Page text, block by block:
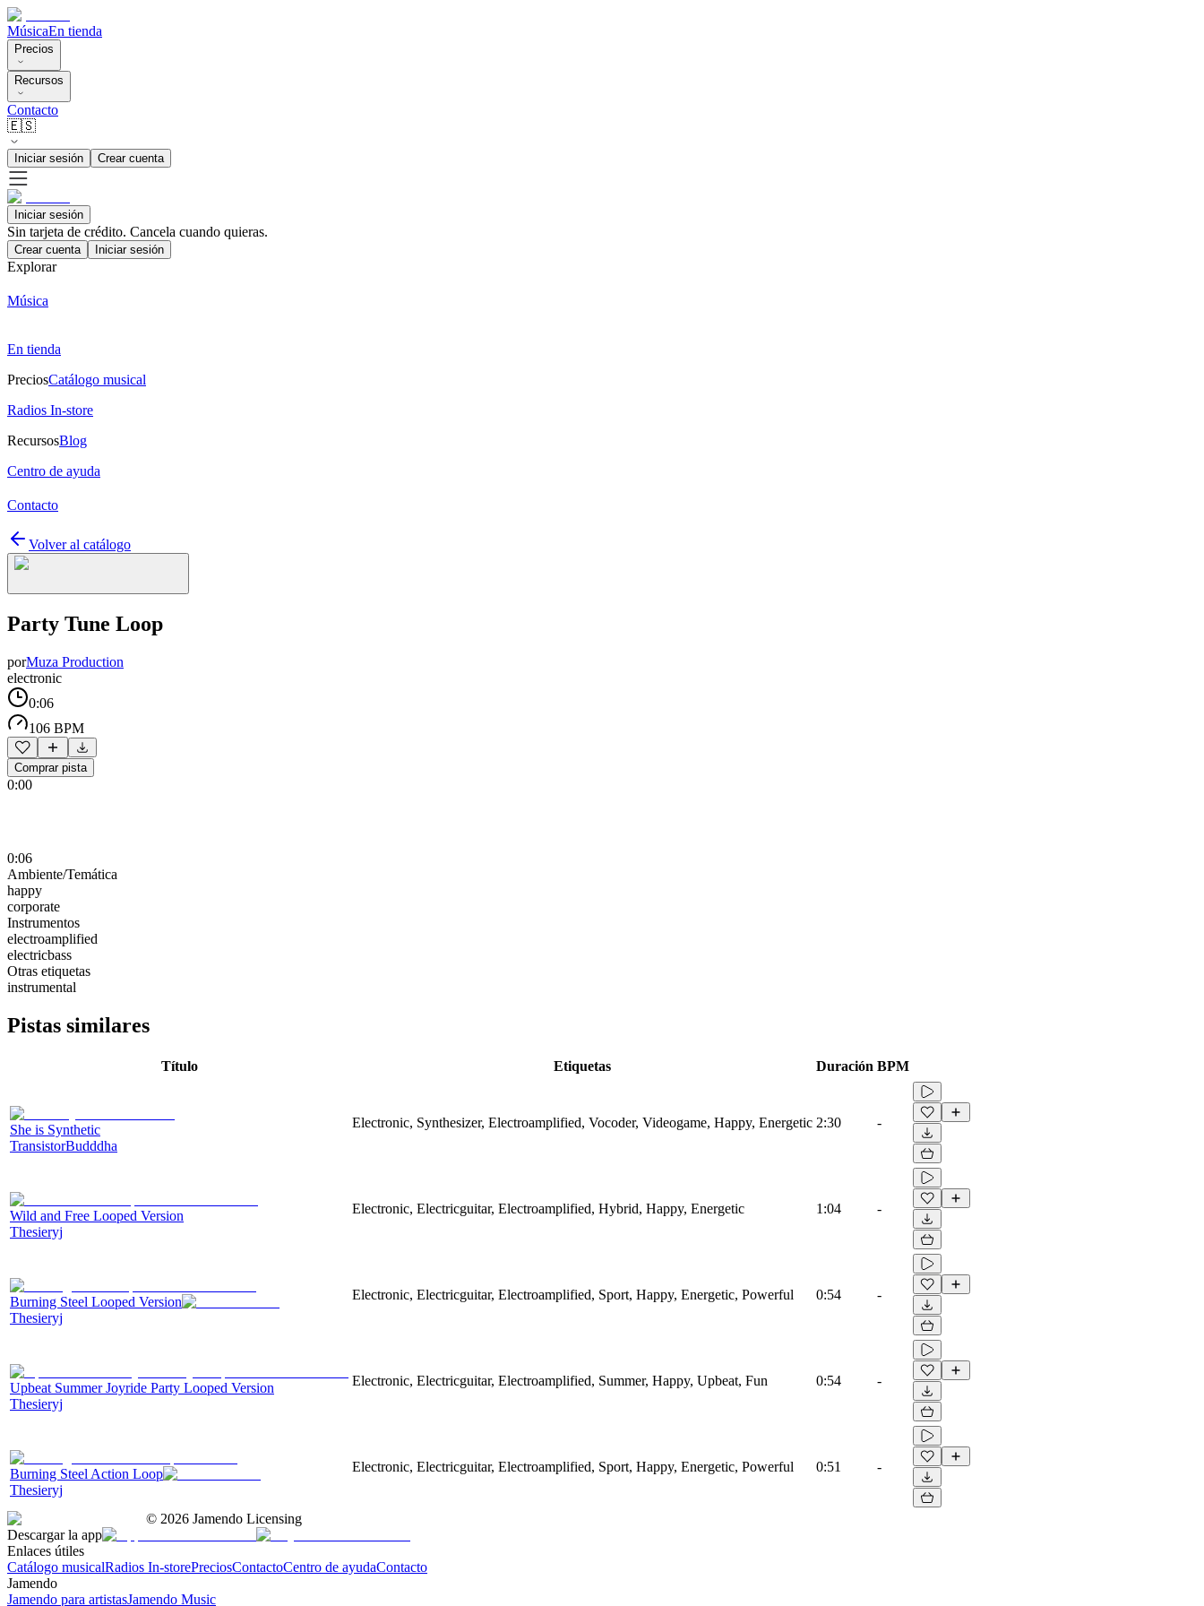
MúsicaEn tienda
Precios
Recursos
Contacto
🇪🇸
Iniciar sesión Crear cuenta
Iniciar sesión
Sin tarjeta de crédito. Cancela cuando quieras.
Crear cuenta Iniciar sesión
Explorar
Música
En tienda
PreciosCatálogo musical
Radios In-store
RecursosBlog
Centro de ayuda
Contacto
Volver al catálogo
Party Tune Loop
porMuza Production
electronic
0:06
106 BPM
Comprar pista
0:00
0:06
Ambiente/Temática
happy
corporate
Instrumentos
electroamplified
electricbass
Otras etiquetas
instrumental
Pistas similares
Título Etiquetas Duración BPM
She is Synthetic
TransistorBudddha
Electronic, Synthesizer, Electroamplified, Vocoder, Videogame, Happy, Energetic 2:30 -
Wild and Free Looped Version
Thesieryj
Electronic, Electricguitar, Electroamplified, Hybrid, Happy, Energetic 1:04 -
Burning Steel Looped Version
Thesieryj
Electronic, Electricguitar, Electroamplified, Sport, Happy, Energetic, Powerful 0:54 -
Upbeat Summer Joyride Party Looped Version
Thesieryj
Electronic, Electricguitar, Electroamplified, Summer, Happy, Upbeat, Fun 0:54 -
Burning Steel Action Loop
Thesieryj
Electronic, Electricguitar, Electroamplified, Sport, Happy, Energetic, Powerful 0:51 -
© 2026 Jamendo Licensing
Descargar la app
Enlaces útiles
Catálogo musicalRadios In-storePreciosContactoCentro de ayudaContacto
Jamendo
Jamendo para artistasJamendo Music